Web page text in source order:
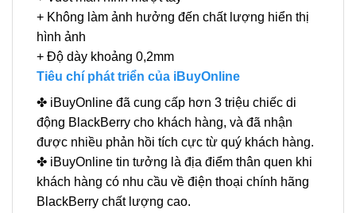
+ Không làm ảnh hưởng đến chất lượng hiển thị
hình ảnh
+ Độ dày khoảng 0,2mm
Tiêu chí phát triển của iBuyOnline
✤ iBuyOnline đã cung cấp hơn 3 triệu chiếc di
động BlackBerry cho khách hàng, và đã nhận
được nhiều phản hồi tích cực từ quý khách hàng.
✤ iBuyOnline tin tưởng là địa điểm thân quen khi
khách hàng có nhu cầu về điện thoại chính hãng
BlackBerry chất lượng cao.